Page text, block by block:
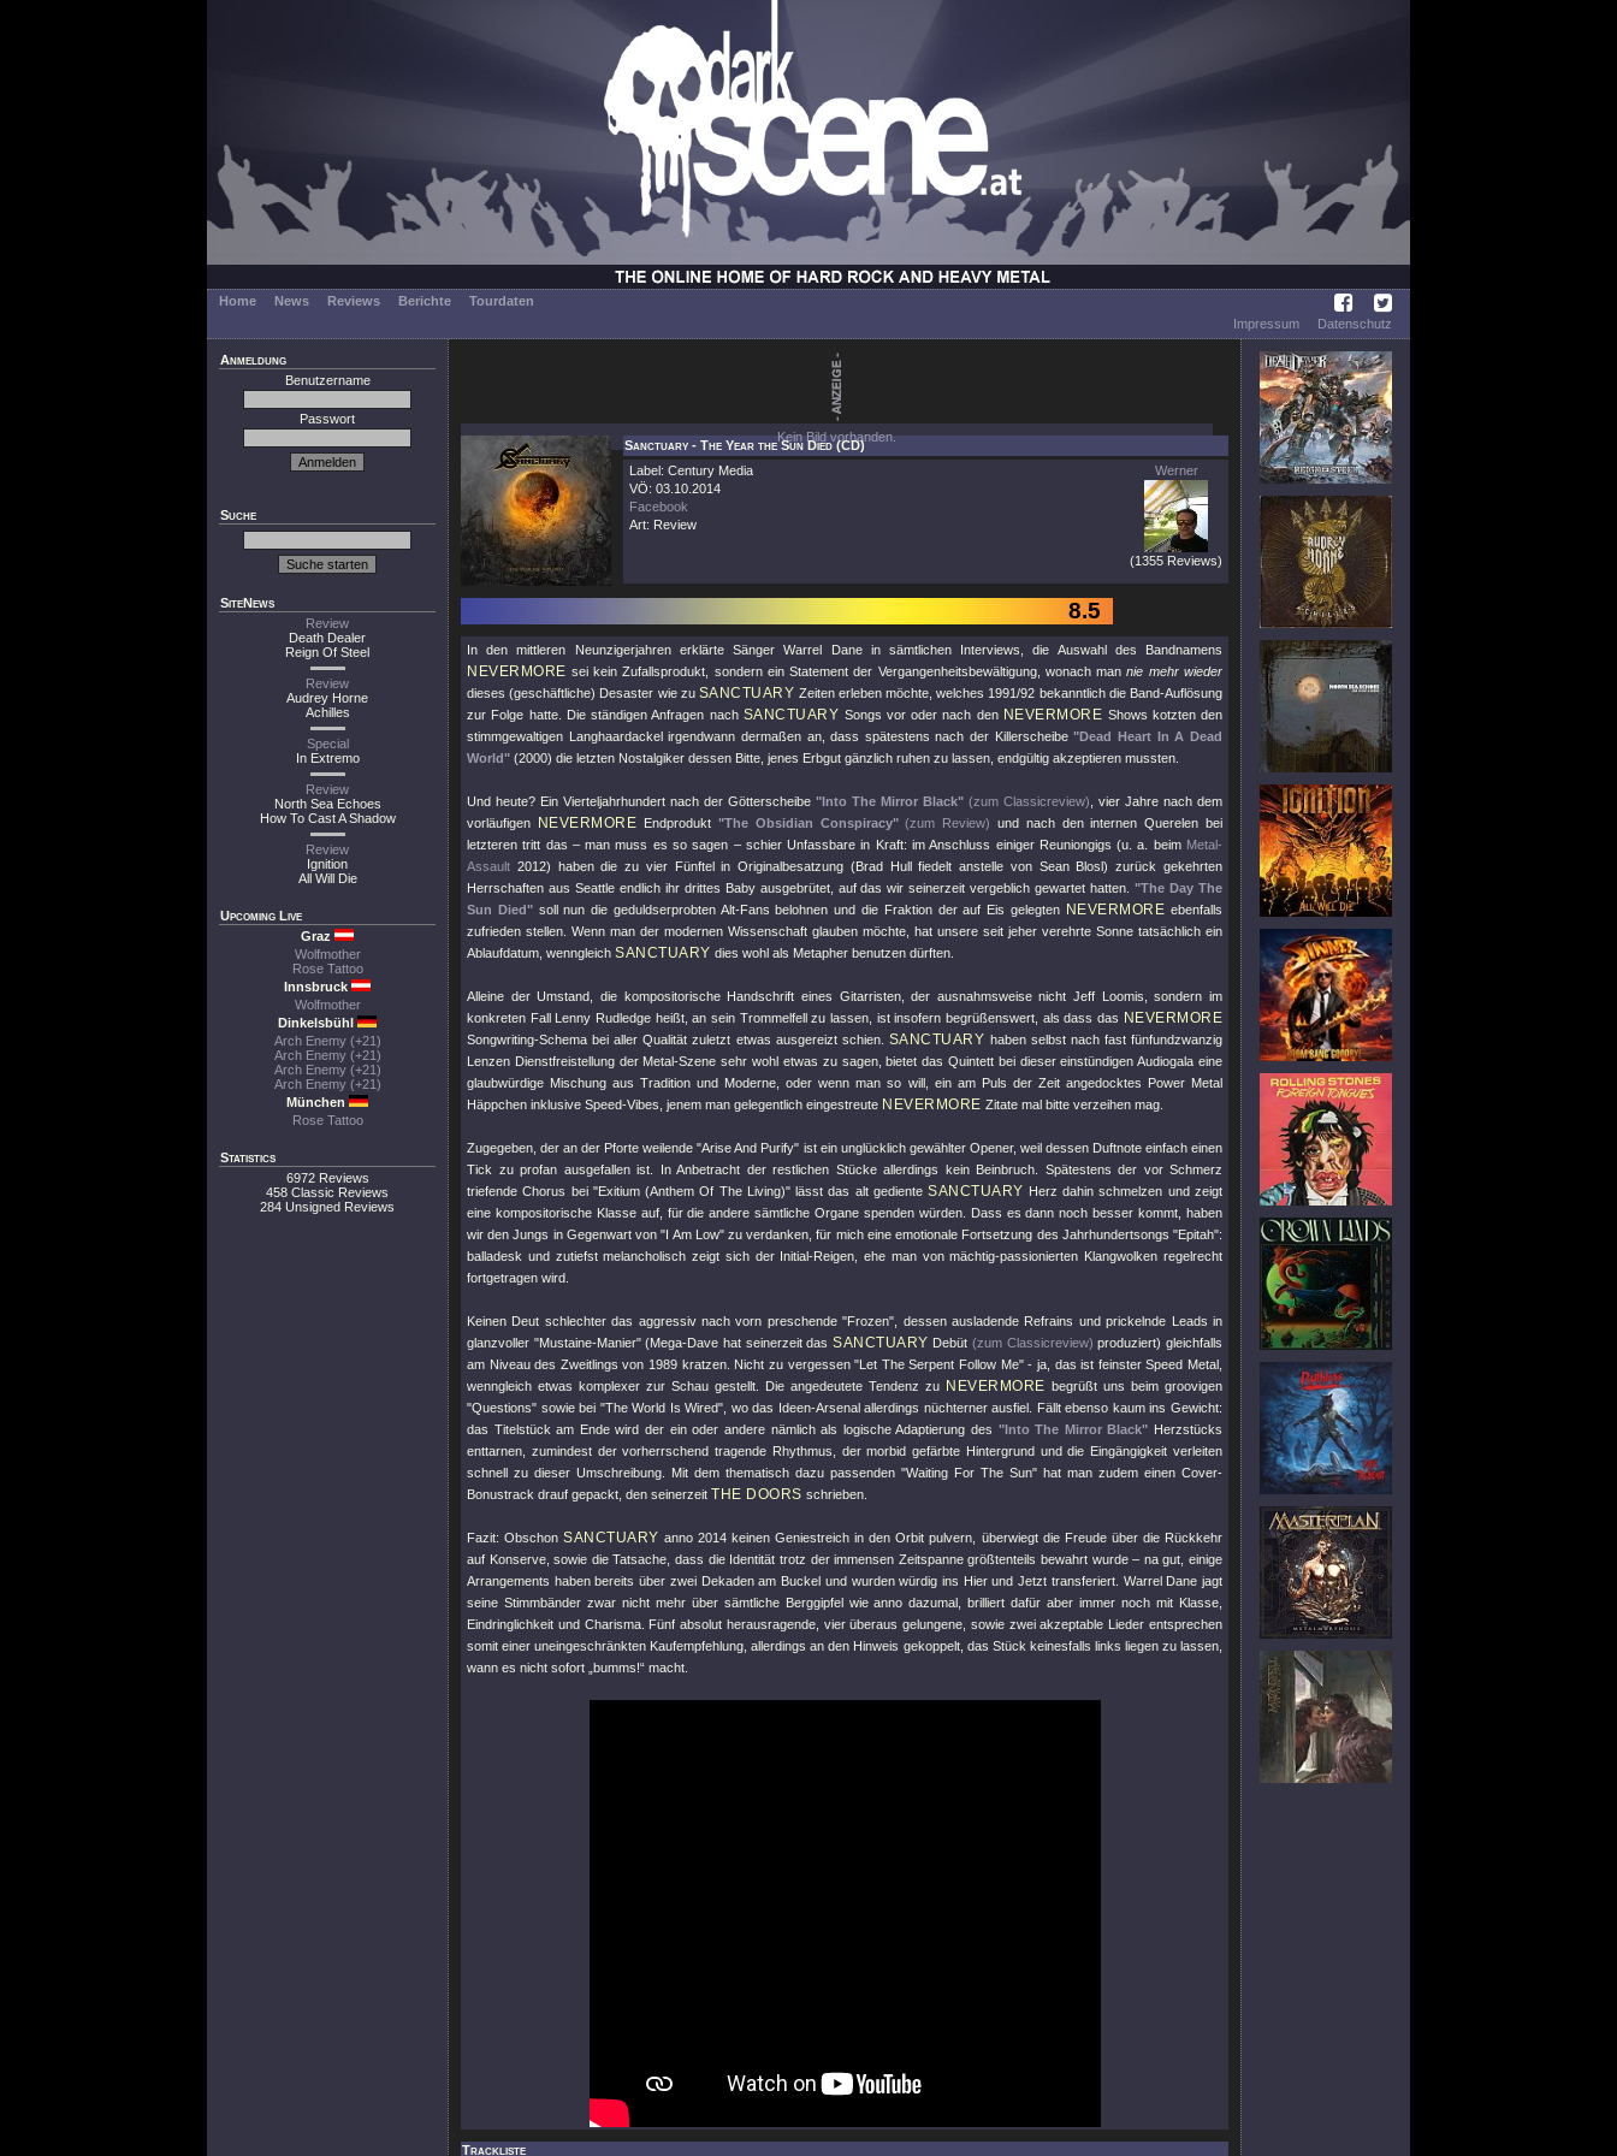
Home News Reviews Berichte
Tourdaten
Impressum
Datenschutz
Anmeldung
Benutzername
Passwort
Suche
SiteNews
Review
Death Dealer
Reign Of Steel
Review
Audrey Horne
Achilles
Special
In Extremo
Review
North Sea Echoes
How To Cast A Shadow
Review
Ignition
All Will Die
Upcoming Live
Graz
Wolfmother
Rose Tattoo
Innsbruck
Wolfmother
Dinkelsbühl
Arch Enemy (+21)
Arch Enemy (+21)
Arch Enemy (+21)
Arch Enemy (+21)
München
Rose Tattoo
Statistics
6972 Reviews
458 Classic Reviews
284 Unsigned Reviews
Kein Bild vorhanden.
Sanctuary - The Year the Sun Died (CD)
Label: Century Media
VÖ: 03.10.2014
Facebook
Art: Review
Werner
(1355 Reviews)
8.5
In den mittleren Neunzigerjahren erklärte Sänger Warrel Dane in sämtlichen Interviews, die Auswahl des Bandnamens
NEVERMORE sei kein Zufallsprodukt, sondern ein Statement der Vergangenheitsbewältigung, wonach mannie mehr wieder
dieses (geschäftliche) Desaster wie zu SANCTUARY Zeiten erleben möchte, welches 1991/92 bekanntlich die Band-Auflösung
zur Folge hatte. Die ständigen Anfragen nach SANCTUARY Songs vor oder nach den NEVERMORE Shows kotzten den
stimmgewaltigen Langhaardackel irgendwann dermaßen an, dass spätestens nach der Killerscheibe"Dead Heart In A Dead
World" (2000) die letzten Nostalgiker dessen Bitte, jenes Erbgut gänzlich ruhen zu lassen, endgültig akzeptieren mussten.
Und heute? Ein Vierteljahrhundert nach der Götterscheibe "Into The Mirror Black" (zum Classicreview) , vier Jahre nach dem
vorläufigen
NEVERMORE Endprodukt "The Obsidian Conspiracy" (zum Review) und nach den internen Querelen bei
letzteren tritt das – man muss es so sagen – schier Unfassbare in Kraft: im Anschluss einiger Reuniongigs (u. a. beim Metal-
Assault 2012) haben die zu vier Fünftel in Originalbesatzung (Brad Hull fiedelt anstelle von Sean Blosl) zurück gekehrten
Herrschaften aus Seattle endlich ihr drittes Baby ausgebrütet, auf das wir seinerzeit vergeblich gewartet hatten."The Day The
Sun Died"soll nun die geduldserprobten Alt-Fans belohnen und die Fraktion der auf Eis gelegten NEVERMORE ebenfalls
zufrieden stellen. Wenn man der modernen Wissenschaft glauben möchte, hat unsere seit jeher verehrte Sonne tatsächlich ein
Ablaufdatum, wenngleich SANCTUARY dies wohl als Metapher benutzen dürften.
Alleine der Umstand, die kompositorische Handschrift eines Gitarristen, der ausnahmsweise nicht Jeff Loomis, sondern im
konkreten Fall Lenny Rudledge heißt, an sein Trommelfell zu lassen, ist insofern begrüßenswert, als dass das NEVERMORE
Songwriting-Schema bei aller Qualität zuletzt etwas ausgereizt schien. SANCTUARY haben selbst nach fast fünfundzwanzig
Lenzen Dienstfreistellung der Metal-Szene sehr wohl etwas zu sagen, bietet das Quintett bei dieser einstündigen Audiogala eine
glaubwürdige Mischung aus Tradition und Moderne, oder wenn man so will, ein am Puls der Zeit angedocktes Power Metal
Häppchen inklusive Speed-Vibes, jenem man gelegentlich eingestreute NEVERMORE Zitate mal bitte verzeihen mag.
Zugegeben, der an der Pforte weilende"Arise And Purify" ist ein unglücklich gewählter Opener, weil dessen Duftnote einfach einen
Tick zu profan ausgefallen ist. In Anbetracht der restlichen Stücke allerdings kein Beinbruch. Spätestens der vor Schmerz
triefende Chorus bei "Exitium (Anthem Of The Living)"lässt das alt gedienteSANCTUARY Herz dahin schmelzen und zeigt
eine kompositorische Klasse auf, für die andere sämtliche Organe spenden würden. Dass es dann noch besser kommt, haben
wir den Jungs in Gegenwart von"I Am Low"zu verdanken, für mich eine emotionale Fortsetzung des Jahrhundertsongs"Epitah":
balladesk und zutiefst melancholisch zeigt sich der Initial-Reigen, ehe man von mächtig-passionierten Klangwolken regelrecht
fortgetragen wird.
Keinen Deut schlechter das aggressiv nach vorn preschende"Frozen" , dessen ausladende Refrains und prickelnde Leads in
glanzvoller "Mustaine-Manier" (Mega-Dave hat seinerzeit dasSANCTUARY Debüt (zum Classicreview) produziert) gleichfalls
am Niveau des Zweitlings von 1989 kratzen. Nicht zu vergessen"Let The Serpent Follow Me"- ja, das ist feinster Speed Metal,
wenngleich etwas komplexer zur Schau gestellt. Die angedeutete Tendenz zu NEVERMORE begrüßt uns beim groovigen
"Questions" sowie bei "The World Is Wired" , wo das Ideen-Arsenal allerdings nüchterner ausfiel. Fällt ebenso kaum ins Gewicht:
das Titelstück am Ende wird der ein oder andere nämlich als logische Adaptierung des "Into The Mirror Black" Herzstücks
enttarnen, zumindest der vorherrschend tragende Rhythmus, der morbid gefärbte Hintergrund und die Eingängigkeit verleiten
schnell zu dieser Umschreibung. Mit dem thematisch dazu passenden "Waiting For The Sun" hat man zudem einen Cover-
Bonustrack drauf gepackt, den seinerzeit THE DOORS schrieben.
Fazit: ObschonSANCTUARY anno 2014 keinen Geniestreich in den Orbit pulvern, überwiegt die Freude über die Rückkehr
auf Konserve, sowie die Tatsache, dass die Identität trotz der immensen Zeitspanne größtenteils bewahrt wurde – na gut, einige
Arrangements haben bereits über zwei Dekaden am Buckel und wurden würdig ins Hier und Jetzt transferiert. Warrel Dane jagt
seine Stimmbänder zwar nicht mehr über sämtliche Berggipfel wie anno dazumal, brilliert dafür aber immer noch mit Klasse,
Eindringlichkeit und Charisma. Fünf absolut herausragende, vier überaus gelungene, sowie zwei akzeptable Lieder entsprechen
somit einer uneingeschränkten Kaufempfehlung, allerdings an den Hinweis gekoppelt, das Stück keinesfalls links liegen zu lassen,
wann es nicht sofort „bumms!“ macht.
Trackliste